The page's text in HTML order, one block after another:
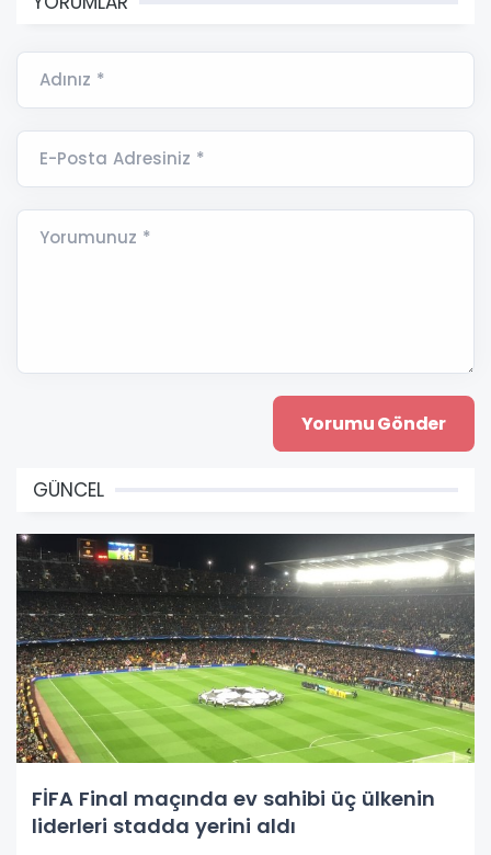
Adınız *
E-Posta Adresiniz *
Yorumunuz *
GÜNCEL
FİFA Final maçında ev sahibi üç ülkenin
liderleri stadda yerini aldı